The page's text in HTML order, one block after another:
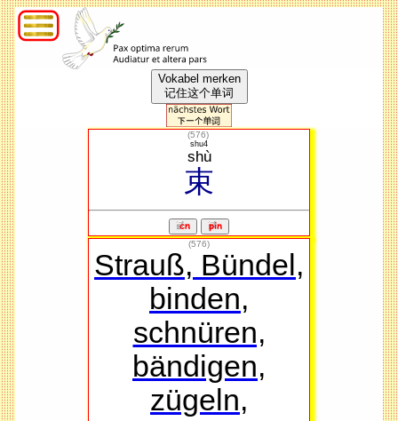
Vokabel merken
记住这个单词
(576)
束
shù
shu4
(576)
Strauß, Bündel,
binden,
schnüren,
bändigen,
zügeln,